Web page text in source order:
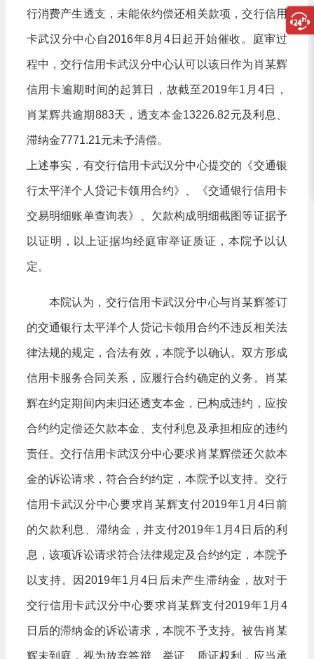
行消费产生透支，未能依约偿还相关款项，交行信用
卡武汉分中心自2016年8月4日起开始催收。庭审过
程中，交行信用卡武汉分中心认可以该日作为肖某辉
信用卡逾期时间的起算日，故截至2019年1月4日，
肖某辉共逾期883天，透支本金13226.82元及利息、
滞纳金7771.21元未予清偿。
上述事实，有交行信用卡武汉分中心提交的《交通银
行太平洋个人贷记卡领用合约》、《交通银行信用卡
交易明细账单查询表》、欠款构成明细截图等证据予
以证明，以上证据均经庭审举证质证，本院予以认
定。
本院认为，交行信用卡武汉分中心与肖某辉签订
的交通银行太平洋个人贷记卡领用合约不违反相关法
律法规的规定，合法有效，本院予以确认。双方形成
信用卡服务合同关系，应履行合约确定的义务。肖某
辉在约定期间内未归还透支本金，已构成违约，应按
合约约定偿还欠款本金、支付利息及承担相应的违约
责任。交行信用卡武汉分中心要求肖某辉偿还欠款本
金的诉讼请求，符合合约约定，本院予以支持。交行
信用卡武汉分中心要求肖某辉支付2019年1月4日前
的欠款利息、滞纳金，并支付2019年1月4日后的利
息，该项诉讼请求符合法律规定及合约约定，本院予
以支持。因2019年1月4日后未产生滞纳金，故对于
交行信用卡武汉分中心要求肖某辉支付2019年1月4
日后的滞纳金的诉讼请求，本院不予支持。被告肖某
辉未到庭，视为放弃答辩、举证、质证权利，应当承